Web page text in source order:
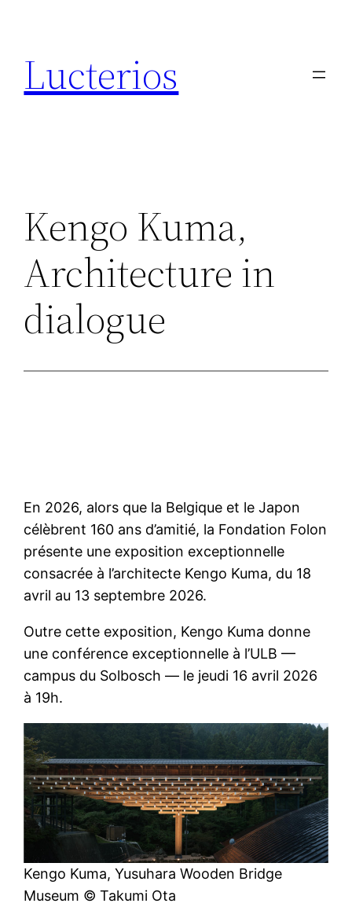
contenu
Lucterios
Kengo Kuma,
Architecture in
dialogue
En 2026, alors que la Belgique et le Japon
célèbrent 160 ans d’amitié, la Fondation Folon
présente une exposition exceptionnelle
consacrée à l’architecte Kengo Kuma, du 18
avril au 13 septembre 2026.
Outre cette exposition, Kengo Kuma donne
une conférence exceptionnelle à l’ULB —
campus du Solbosch — le jeudi 16 avril 2026
à 19h.
Kengo Kuma, Yusuhara Wooden Bridge
Museum © Takumi Ota